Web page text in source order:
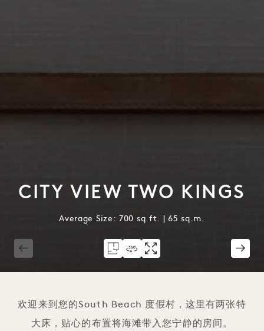
CITY VIEW TWO KINGS
Average Size: 700 sq.ft. | 65 sq.m.
欢迎来到您的South Beach 度假村，这里有两张特
大床，贴心的布置将海滩带入您宁静的房间。